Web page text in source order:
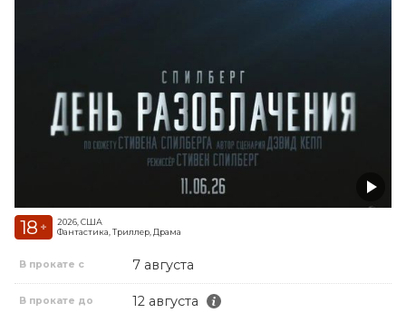
18 +
2026, США
Фантастика, Триллер, Драма
В прокате с 7 августа
В прокате до 12 августа